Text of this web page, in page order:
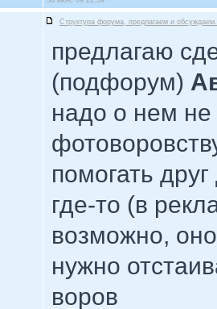
Структура форума, предлагаем и обсуждаем.
предлагаю
(подфорум)
надо о нем не
помогать
где-то (в
возможно,
нужно
воров